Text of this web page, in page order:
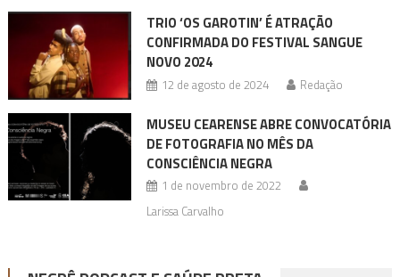
TRIO ‘OS GAROTIN’ É ATRAÇÃO
CONFIRMADA DO FESTIVAL SANGUE
NOVO 2024
12 de agosto de 2024 Redação
MUSEU CEARENSE ABRE CONVOCATÓRIA
DE FOTOGRAFIA NO MÊS DA
CONSCIÊNCIA NEGRA
1 de novembro de 2022
Larissa Carvalho